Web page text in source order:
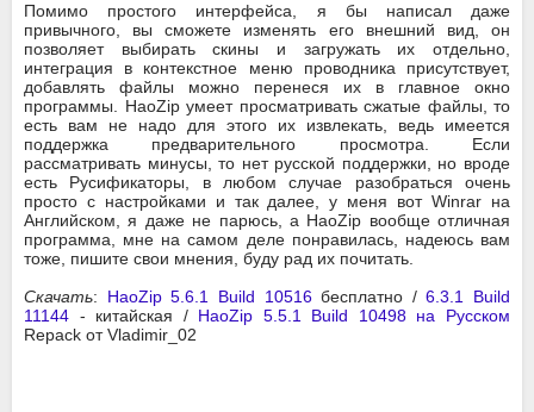
Помимо простого интерфейса, я бы написал даже
привычного, вы сможете изменять его внешний вид, он
позволяет выбирать скины и загружать их отдельно,
интеграция в контекстное меню проводника присутствует,
добавлять файлы можно перенеся их в главное окно
программы. HaoZip умеет просматривать сжатые файлы, то
есть вам не надо для этого их извлекать, ведь имеется
поддержка предварительного просмотра. Если
рассматривать минусы, то нет русской поддержки, но вроде
есть Русификаторы, в любом случае разобраться очень
просто с настройками и так далее, у меня вот Winrar на
Английском, я даже не парюсь, а HaoZip вообще отличная
программа, мне на самом деле понравилась, надеюсь вам
тоже, пишите свои мнения, буду рад их почитать.
Скачать: HaoZip 5.6.1 Build 10516бесплатно /6.3.1 Build
11144 - китайская / HaoZip 5.5.1 Build 10498 на Русском
Repack от Vladimir_02